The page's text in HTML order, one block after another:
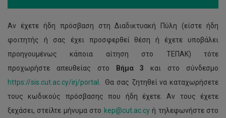
Αν έχετε ήδη πρόσβαση στη Διαδικτυακή Πύλη (είστε ήδη
φοιτητής ή σας έχει προσφερθεί θέση ή έχετε υποβάλει
προηγουμένως κάποια αίτηση στο ΤΕΠΑΚ) τότε
προχωρήστε απευθείας στο
Βήμα 3 και στο σύνδεσμο
https://sis.cut.ac.cy/irj/portal
. Θα σας ζητηθεί να καταχωρήσετε
τους κωδικούς πρόσβασης που ήδη έχετε. Αν τους έχετε
ξεχάσει, στείλτε μήνυμα στο kep@cut.ac.cyή τηλεφωνήστε στο